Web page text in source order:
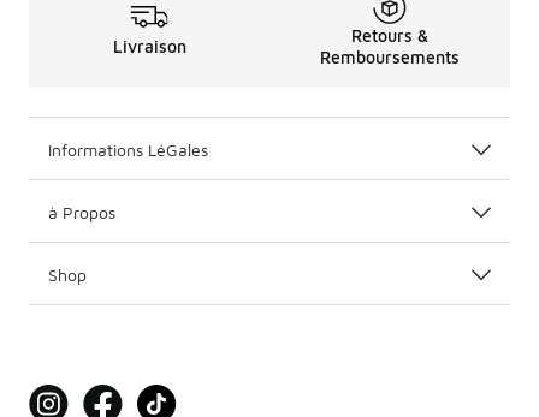
Livraison
Retours &
Remboursements
Informations LéGales
à Propos
Shop